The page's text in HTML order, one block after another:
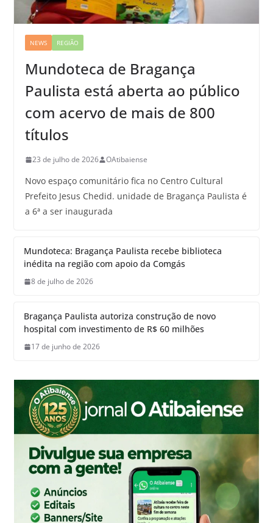
NEWS REGIÃO
Mundoteca de Bragança
Paulista está aberta ao público
com acervo de mais de 800
títulos
23 de julho de 2026 OAtibaiense
Novo espaço comunitário fica no Centro Cultural
Prefeito Jesus Chedid. unidade de Bragança Paulista é
a 6ª a ser inaugurada
Mundoteca: Bragança Paulista recebe biblioteca
inédita na região com apoio da Comgás
8 de julho de 2026
Bragança Paulista autoriza construção de novo
hospital com investimento de R$ 60 milhões
17 de junho de 2026